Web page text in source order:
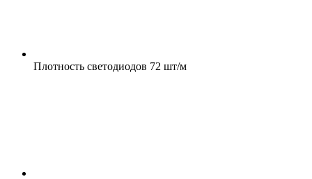
Плотность светодиодов 72 шт/м